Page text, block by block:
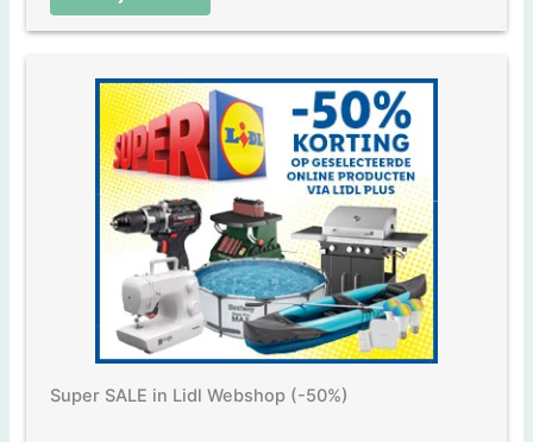
Super SALE in Lidl Webshop (-50%)